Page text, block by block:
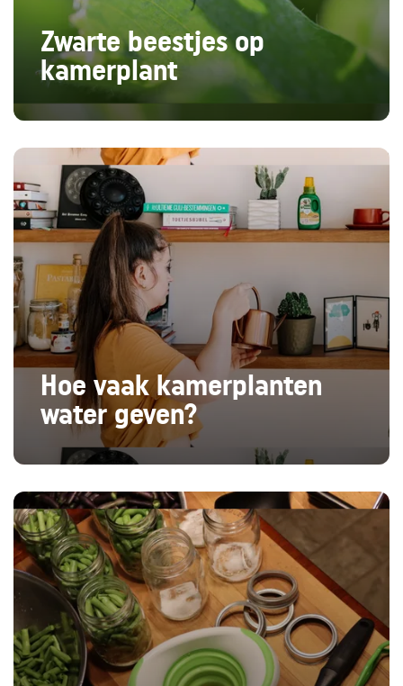
Zwarte beestjes op
kamerplant
Hoe vaak kamerplanten
water geven?